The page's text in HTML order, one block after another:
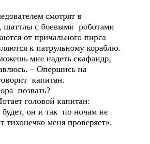
смотрят в
шаттлы c боевыми роботами
от причального пирса
к патрульному кораблю.
мне надеть скафандр,
– Опершись на
капитан.
позвать?
головой капитан:
будет, он и так по ночам не
тихонечко меня проверяет».